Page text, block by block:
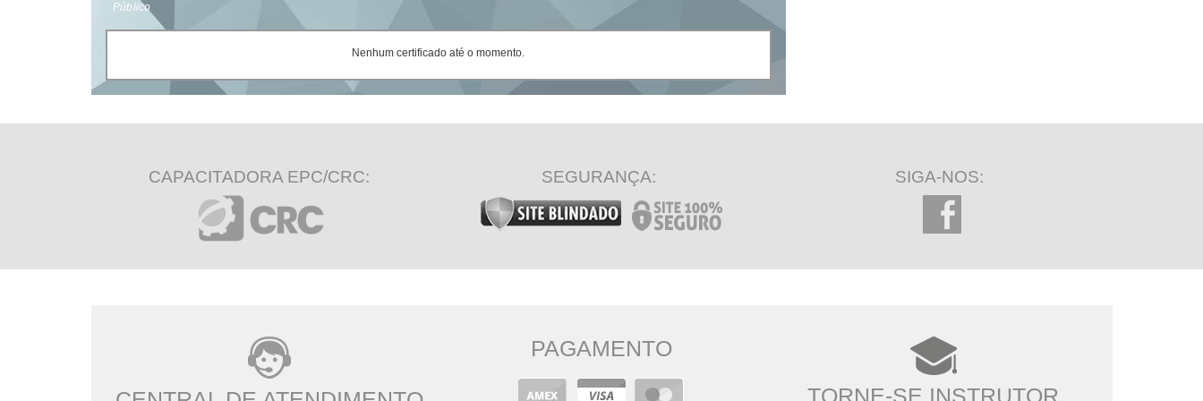
Público
Nenhum certificado até o momento.
CAPACITADORA EPC/CRC: SEGURANÇA: SIGA-NOS:
PAGAMENTO
TORNE-SE INSTRUTOR